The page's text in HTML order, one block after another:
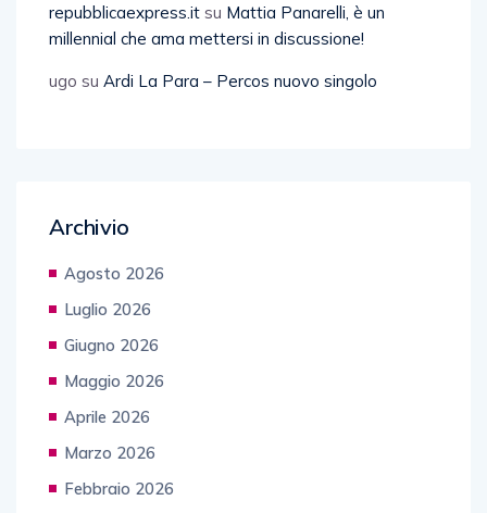
repubblicaexpress.it su Mattia Panarelli, è un
millennial che ama mettersi in discussione!
ugo su Ardi La Para – Percos nuovo singolo
Archivio
Agosto 2026
Luglio 2026
Giugno 2026
Maggio 2026
Aprile 2026
Marzo 2026
Febbraio 2026